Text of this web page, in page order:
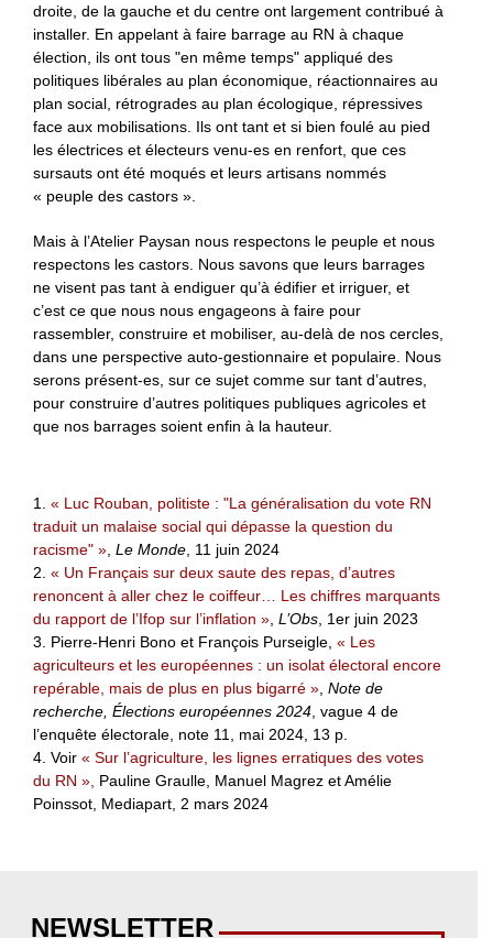
droite, de la gauche et du centre ont largement contribué à
installer. En appelant à faire barrage au RN à chaque
élection, ils ont tous "en même temps" appliqué des
politiques libérales au plan économique, réactionnaires au
plan social, rétrogrades au plan écologique, répressives
face aux mobilisations. Ils ont tant et si bien foulé au pied
les électrices et électeurs venu-es en renfort, que ces
sursauts ont été moqués et leurs artisans nommés
« peuple des castors ».
Mais à l’Atelier Paysan nous respectons le peuple et nous
respectons les castors. Nous savons que leurs barrages
ne visent pas tant à endiguer qu’à édifier et irriguer, et
c’est ce que nous nous engageons à faire pour
rassembler, construire et mobiliser, au-delà de nos cercles,
dans une perspective auto-gestionnaire et populaire. Nous
serons présent-es, sur ce sujet comme sur tant d’autres,
pour construire d’autres politiques publiques agricoles et
que nos barrages soient enfin à la hauteur.
1. « Luc Rouban, politiste : "La généralisation du vote RN
traduit un malaise social qui dépasse la question du
racisme" » Le Monde , 11 juin 2024
2. « Un Français sur deux saute des repas, d’autres
renoncent à aller chez le coiffeur… Les chiffres marquants
du rapport de l’Ifop sur l’inflation » L’Obs , 1er juin 2023
3. Pierre-Henri Bono et François Purseigle, « Les
agriculteurs et les européennes : un isolat électoral encore
repérable, mais de plus en plus bigarré » Note de
recherche, Élections européennes 2024 , vague 4 de
l’enquête électorale, note 11, mai 2024, 13 p.
4. Voir « Sur l’agriculture, les lignes erratiques des votes
du RN », Pauline Graulle, Manuel Magrez et Amélie
Poinssot, Mediapart, 2 mars 2024
NEWSLETTER